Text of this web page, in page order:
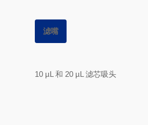
滤嘴
10 µL 和 20 µL 滤芯吸头